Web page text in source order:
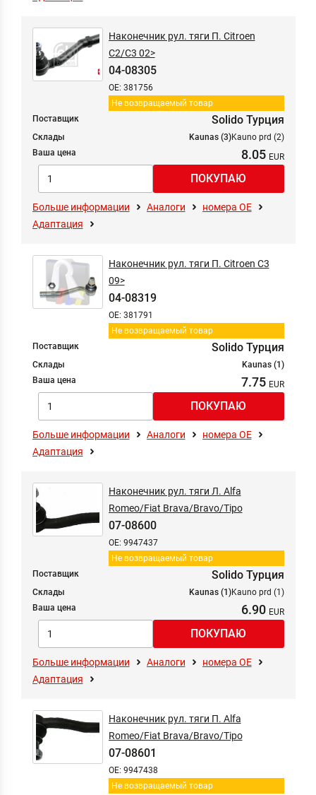
Не возвращаемый товар
Наконечник рул. тяги П. Citroen
C2/C3 02>
04-08305
OE: 381756
Поставщик Solido Турция
Склады Kaunas (3)Kauno prd (2)
Ваша цена
8.05
Больше информации Аналоги
номера ОЕ
Адаптация
Не возвращаемый товар
Наконечник рул. тяги П. Citroen C3
09>
04-08319
OE: 381791
Поставщик Solido Турция
Склады
Kaunas (1)
Ваша цена
7.75
Больше информации Аналоги
номера ОЕ
Адаптация
Не возвращаемый товар
Наконечник рул. тяги Л. Alfa
Romeo/Fiat Brava/Bravo/Tipo
07-08600
OE: 9947437
Поставщик Solido Турция
Склады Kaunas (1)Kauno prd (1)
Ваша цена
6.90
Больше информации Аналоги
номера ОЕ
Адаптация
Не возвращаемый товар
Наконечник рул. тяги П. Alfa
Romeo/Fiat Brava/Bravo/Tipo
07-08601
OE: 9947438